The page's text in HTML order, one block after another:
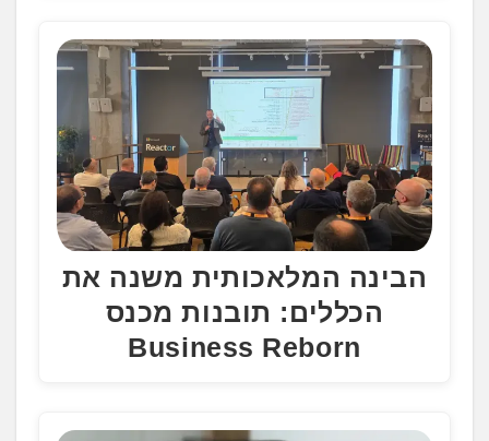
הבינה המלאכותית משנה את
הכללים: תובנות מכנס
Business Reborn